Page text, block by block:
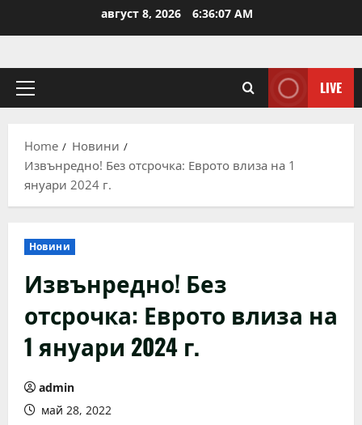
август 8, 2026 6:36:08 AM
Primary
LIVE
Home
Новини
Извънредно! Без отсрочка: Еврото влиза на 1
януари 2024 г.
Новини
Извънредно! Без
отсрочка: Еврото влиза на
1 януари 2024 г.
admin
май 28, 2022